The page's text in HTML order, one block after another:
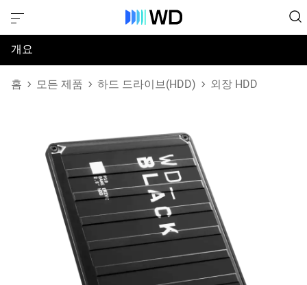
개요
사양
홈 모든 제품 하드 드라이브(HDD) 외장 HDD